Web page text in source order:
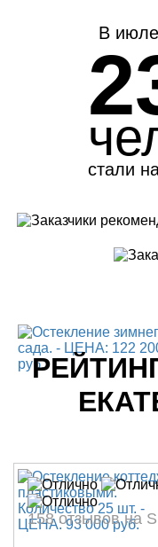
В июле
стали
158 отзывов на